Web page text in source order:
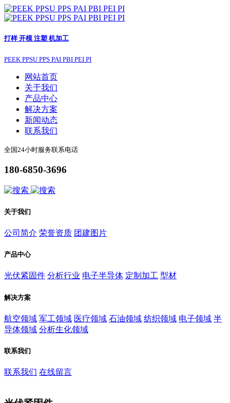
打样 开模 注塑 机加工
PEEK PPSU PPS PAI PBI PEI PI
网站首页
关于我们
产品中心
解决方案
新闻动态
联系我们
全国24小时服务联系电话
180-6850-3696
关于我们
公司简介 荣誉资质 团建图片
产品中心
光伏紧固件 分析行业 电子半导体 定制加工 型材
解决方案
航空领域 军工领域 医疗领域 石油领域 纺织领域 电子领域 半
导体领域 分析生化领域
联系我们
联系我们 在线留言